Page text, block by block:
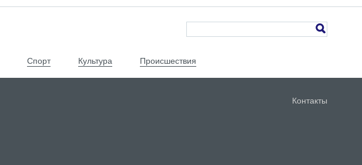
Спорт Культура Происшествия
Контакты